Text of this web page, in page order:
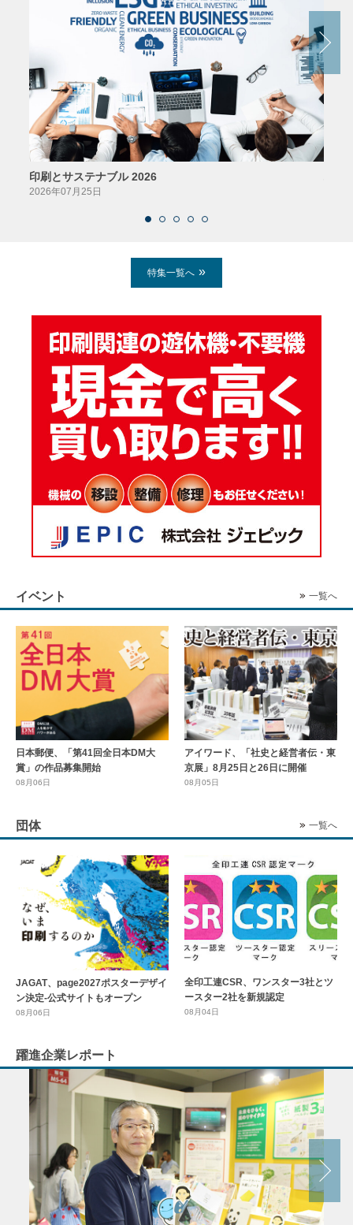
印刷とサステナブル 2026
2026年07月25日
特集一覧へ
イベント 一覧へ
日本郵便、「第41回全日本DM大
賞」の作品募集開始
08月06日
アイワード、「社史と経営者伝・東
京展」8月25日と26日に開催
08月05日
団体 一覧へ
JAGAT、page2027ポスターデザイ
ン決定-公式サイトもオープン
08月06日
全印工連CSR、ワンスター3社とツ
ースター2社を新規認定
08月04日
躍進企業レポート